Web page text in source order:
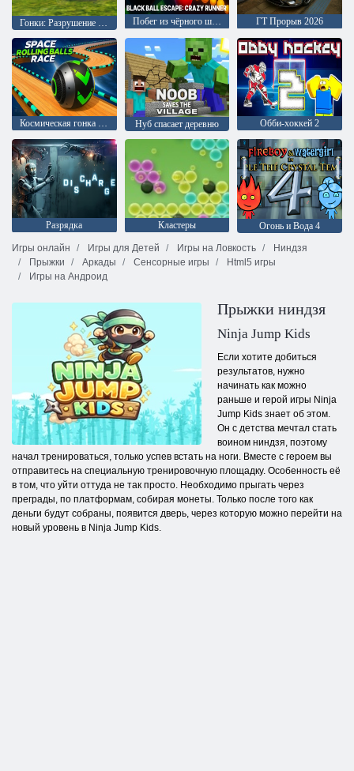
Побег из чёрного шара: Безумный бегун ГТ Прорыв 2026
Космическая гонка с катящимися шарами Нуб спасает деревню Обби-хоккей 2
Разрядка Кластеры
Огонь и Вода 4
Игры онлайн
Игры для Детей Игры на Ловкость
Ниндзя
Прыжки
Аркады Сенсорные игры
Html5 игры
Игры на Андроид
Прыжки ниндзя
Ninja Jump Kids
Если хотите добиться
результатов, нужно
начинать как можно
раньше и герой игры Ninja
Jump Kids знает об этом.
Он с детства мечтал стать
воином ниндзя, поэтому
начал тренироваться, только успев встать на ноги. Вместе с героем вы
отправитесь на специальную тренировочную площадку. Особенность её
в том, что уйти оттуда не так просто. Необходимо прыгать через
преграды, по платформам, собирая монеты. Только после того как
деньги будут собраны, появится дверь, через которую можно перейти на
новый уровень в Ninja Jump Kids.